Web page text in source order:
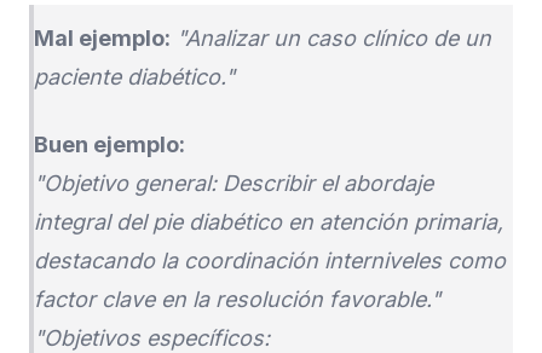
Mal ejemplo: "Analizar un caso clínico de un
paciente diabético."
Buen ejemplo:
"Objetivo general: Describir el abordaje
integral del pie diabético en atención primaria,
destacando la coordinación interniveles como
factor clave en la resolución favorable."
"Objetivos específicos: